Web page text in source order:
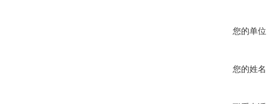
您的单位
您的姓名